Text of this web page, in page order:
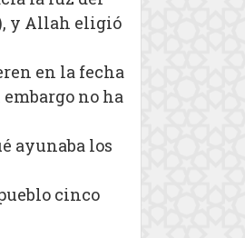
y Allah eligió
en la fecha
no ha
ayunaba los
cinco